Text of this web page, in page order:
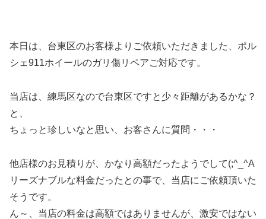
本日は、台東区のお客様よりご依頼いただきました、ポル
シェ911ホイールのガリ傷リペアご対応です。
当店は、練馬区なので台東区ですと少々距離があるかな？
と、
ちょっと珍しいなと思い、お客さんに質問・・・
他店様のお見積りが、かなり高額だったようでして(;^_^A
リーズナブルな料金だったとの事で、当店にご依頼頂いた
そうです。
ん～、当店の料金は高額ではありませんが、激安ではない